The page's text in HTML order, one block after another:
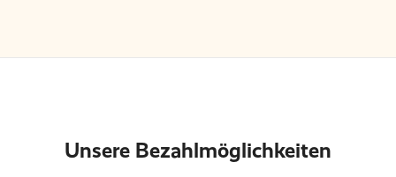
Unsere Bezahlmöglichkeiten